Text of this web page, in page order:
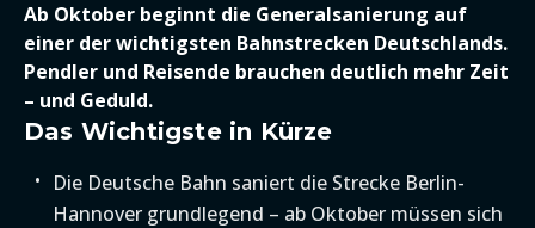
Ab Oktober beginnt die Generalsanierung auf
einer der wichtigsten Bahnstrecken Deutschlands.
Pendler und Reisende brauchen deutlich mehr Zeit
– und Geduld.
Das Wichtigste in Kürze
Die Deutsche Bahn saniert die Strecke Berlin-
Hannover grundlegend – ab Oktober müssen sich